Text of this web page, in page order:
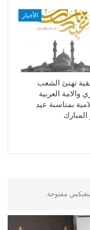
الأخبار
تهنئ الشعب
والامة العربية
بمناسبة عيد
مفتوحة.